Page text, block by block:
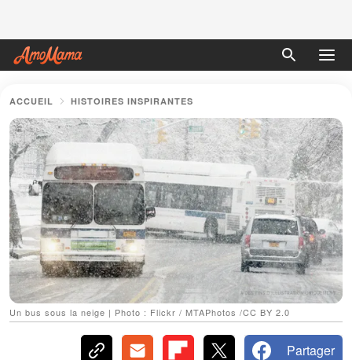
ACCUEIL HISTOIRES INSPIRANTES
Un bus sous la neige | Photo : Flickr / MTAPhotos /CC BY 2.0
Partager